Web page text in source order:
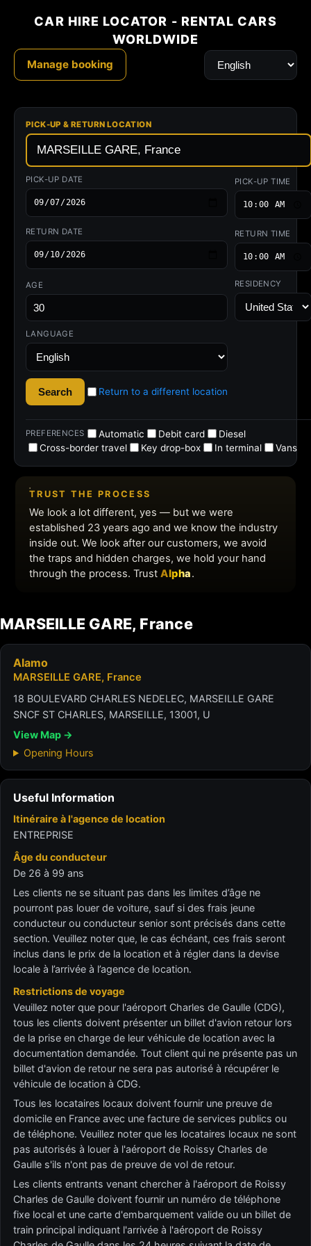
MARSEILLE GARE, France
Alamo
MARSEILLE GARE, France
18 BOULEVARD CHARLES NEDELEC, MARSEILLE GARE
SNCF ST CHARLES, MARSEILLE, 13001, U
View Map →
Opening Hours
Useful Information
Itinéraire à l'agence de location
ENTREPRISE
Âge du conducteur
De 26 à 99 ans
Les clients ne se situant pas dans les limites d’âge ne
pourront pas louer de voiture, sauf si des frais jeune
conducteur ou conducteur senior sont précisés dans cette
section. Veuillez noter que, le cas échéant, ces frais seront
inclus dans le prix de la location et à régler dans la devise
locale à l’arrivée à l’agence de location.
Restrictions de voyage
Veuillez noter que pour l'aéroport Charles de Gaulle (CDG),
tous les clients doivent présenter un billet d'avion retour lors
de la prise en charge de leur véhicule de location avec la
documentation demandée. Tout client qui ne présente pas un
billet d'avion de retour ne sera pas autorisé à récupérer le
véhicule de location à CDG.
Tous les locataires locaux doivent fournir une preuve de
domicile en France avec une facture de services publics ou
de téléphone. Veuillez noter que les locataires locaux ne sont
pas autorisés à louer à l'aéroport de Roissy Charles de
Gaulle s'ils n'ont pas de preuve de vol de retour.
Les clients entrants venant chercher à l'aéroport de Roissy
Charles de Gaulle doivent fournir un numéro de téléphone
fixe local et une carte d'embarquement valide ou un billet de
train principal indiquant l'arrivée à l'aéroport de Roissy